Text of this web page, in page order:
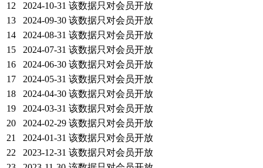
12
2024-10-31 该数据只对会员开放
13
2024-09-30 该数据只对会员开放
14
2024-08-31 该数据只对会员开放
15
2024-07-31 该数据只对会员开放
16
2024-06-30 该数据只对会员开放
17
2024-05-31 该数据只对会员开放
18
2024-04-30 该数据只对会员开放
19
2024-03-31 该数据只对会员开放
20
2024-02-29 该数据只对会员开放
21
2024-01-31 该数据只对会员开放
22
2023-12-31 该数据只对会员开放